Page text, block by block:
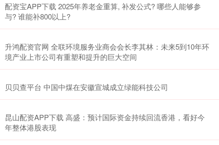
配资宝APP下载 2025年养老金重算, 补发公式? 哪些人能够参
与? 谁能补800以上?
升鸿配资官网 全联环境服务业商会会长李其林：未来5到10年环
境产业上市公司有重塑和提升的巨大空间
贝贝查平台 中国中煤在安徽宣城成立绿能科技公司
昆山配资APP下载 高盛：预计国际资金持续回流香港，看好今
年整体港股表现